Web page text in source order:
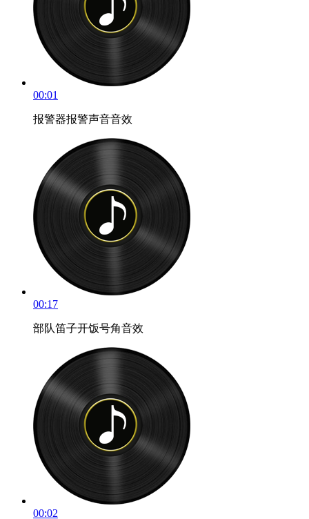
00:01
报警器报警声音音效
00:17
部队笛子开饭号角音效
00:02